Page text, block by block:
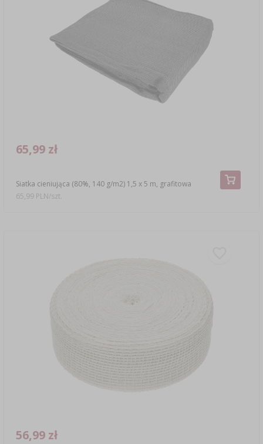
Siatka cieniująca (80%, 140 g/m2) 1,5 x 5 m, grafitowa
65,99 zł
65,99 PLN/szt.
56,99 zł